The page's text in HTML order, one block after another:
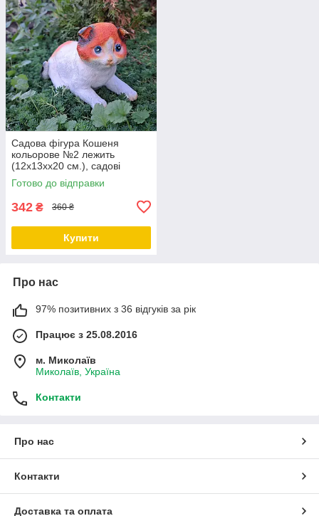
Садова фігура Кошеня
кольорове №2 лежить
(12х13хх20 см.), садові
статуетки, садові фігури з
полістоуну, фігури в сад
Готово до відправки
342 ₴ 360 ₴
Купити
Про нас
97% позитивних з 36 відгуків за рік
Працює з 25.08.2016
м. Миколаїв
Миколаїв, Україна
Контакти
Про нас
Контакти
Доставка та оплата